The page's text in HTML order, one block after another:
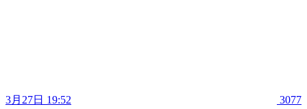
3月27日 19:52 3077